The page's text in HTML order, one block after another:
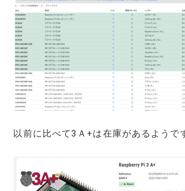
以前に比べて3Ａ+は在庫があるようで